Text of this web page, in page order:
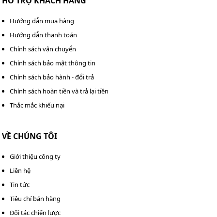
Xem thêm:
Hướng dẫn mua hàng
Hướng dẫn thanh toán
Chính sách vận chuyển
Chính sách bảo mật thông tin
Chính sách bảo hành - đổi trả
Chính sách hoàn tiền và trả lại tiền
Thắc mắc khiếu nại
VỀ CHÚNG TÔI
Giới thiệu công ty
Liên hệ
Tin tức
Tiêu chí bán hàng
Đối tác chiến lược